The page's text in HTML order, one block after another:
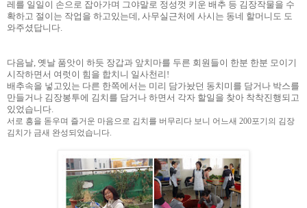
레를 일일이 손으로 잡아가며 그야말로 정성껏 키운 배추 등 김장작물을 수
확하고 절이는 작업을 하고있는데, 사무실근처에 사시는 동네 할머니도 도
와주셨답니다.
다음날, 옛날 품앗이 하듯 장갑과 앞치마를 두른 회원들이 한분 한분 모이기
시작하면서 여럿이 힘을 합치니 일사천리!
배추속을 넣고있는 다른 한쪽에서는 미리 담가놨던 동치미를 담거나 박스를
만들거나 김장봉투에 김치를 담거나 하면서 각자 할일을 찾아 착착진행되고
있었습니다.
서로 흥을 돋우며 즐거운 마음으로 김치를 버무리다 보니 어느새 200포기의 김장
김치가 금새 완성되었습니다.